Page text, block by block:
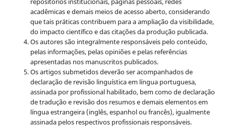
acadêmicas e demais meios de acesso aberto, considerando
que tais práticas contribuem para a ampliação da visibilidade,
do impacto científico e das citações da produção publicada.
Os autores são integralmente responsáveis pelo conteúdo,
pelas informações, pelas opiniões e pelas referências
apresentadas nos manuscritos publicados.
Os artigos submetidos deverão ser acompanhados de
declaração de revisão linguística em língua portuguesa,
assinada por profissional habilitado, bem como de declaração
de tradução e revisão dos resumos e demais elementos em
língua estrangeira (inglês, espanhol ou francês), igualmente
assinada pelos respectivos profissionais responsáveis.